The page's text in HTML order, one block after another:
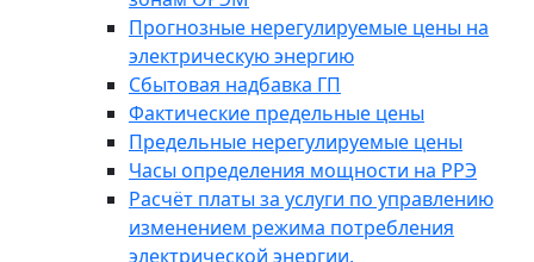
Прогнозные нерегулируемые цены на
электрическую энергию
Сбытовая надбавка ГП
Фактические предельные цены
Предельные нерегулируемые цены
Часы определения мощности на РРЭ
Расчёт платы за услуги по управлению
изменением режима потребления
электрической энергии,